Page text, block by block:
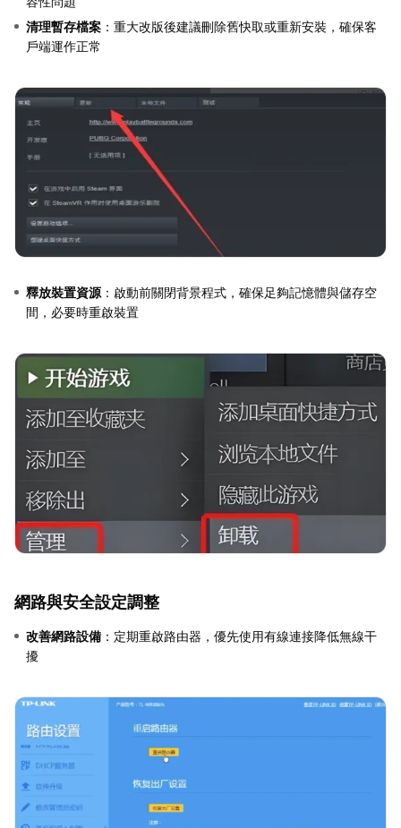
清理暫存檔案 ：重大改版後建議刪除舊快取或重新安裝，確保客
戶端運作正常
釋放裝置資源 ：啟動前關閉背景程式，確保足夠記憶體與儲存空
間，必要時重啟裝置
網路與安全設定調整
改善網路設備 ：定期重啟路由器，優先使用有線連接降低無線干
擾